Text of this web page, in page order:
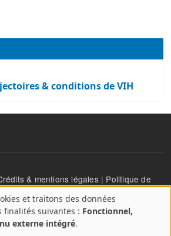
& conditions de VIH
& mentions légales| Politique de
et traitons des données
finalités suivantes : Fonctionnel,
externe intégré.